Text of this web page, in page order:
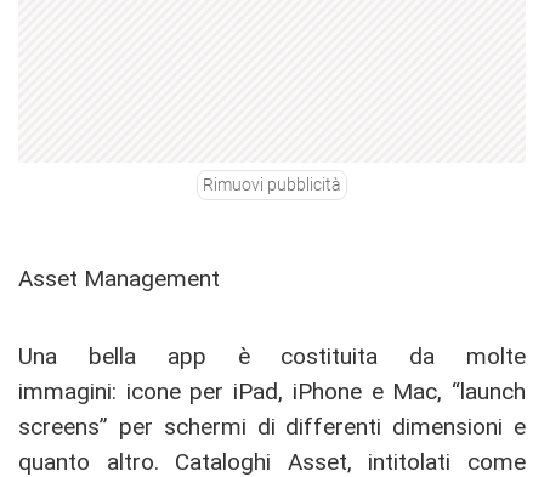
Rimuovi pubblicità
Asset Management
Una bella app è costituita da molte
immagini: icone per iPad, iPhone e Mac, “launch
screens” per schermi di differenti dimensioni e
quanto altro. Cataloghi Asset, intitolati come